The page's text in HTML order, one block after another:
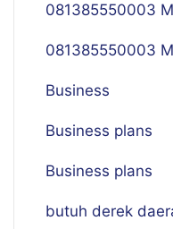
081385550003
081385550003
Business
Business plans
Business plans
butuh derek